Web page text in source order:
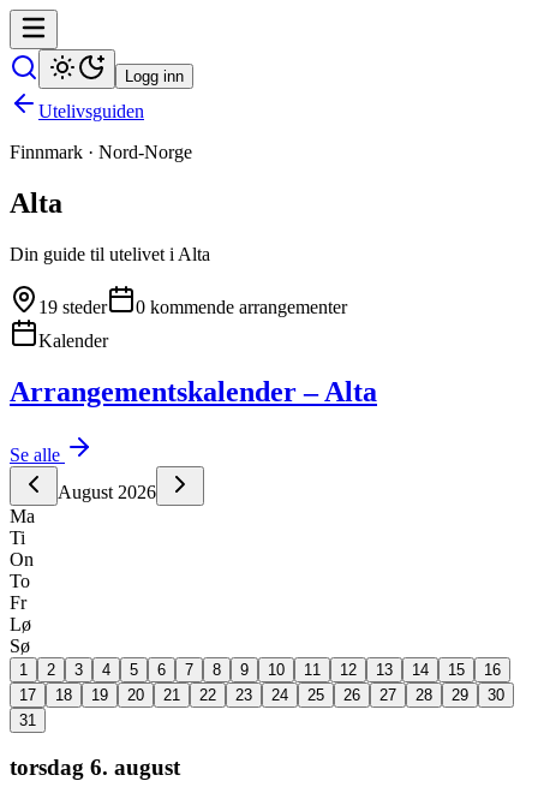
Logg inn
Utelivsguiden
Finnmark · Nord-Norge
Alta
Din guide til utelivet i Alta
19 steder 0 kommende arrangementer
Kalender
Arrangementskalender – Alta
Se alle
August 2026
Ma
Ti
On
To
Fr
Lø
Sø
1 2 3 4 5 6 7 8 9 10 11 12 13 14 15
16
17
18 19 20 21 22 23 24 25 26 27 28 29
30
31
torsdag 6. august